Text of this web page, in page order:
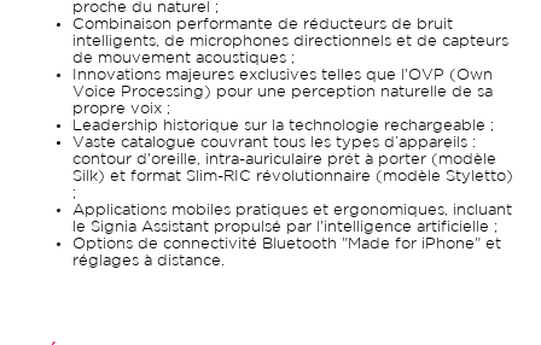
proche du naturel ;
Combinaison performante de réducteurs de bruit
intelligents, de microphones directionnels et de capteurs
de mouvement acoustiques ;
Innovations majeures exclusives telles que l'OVP (Own
Voice Processing) pour une perception naturelle de sa
propre voix ;
Leadership historique sur la technologie rechargeable ;
Vaste catalogue couvrant tous les types d’appareils :
contour d'oreille, intra-auriculaire prêt à porter (modèle
Silk) et format Slim-RIC révolutionnaire (modèle Styletto)
;
Applications mobiles pratiques et ergonomiques, incluant
le Signia Assistant propulsé par l'intelligence artificielle ;
Options de connectivité Bluetooth "Made for iPhone" et
réglages à distance.